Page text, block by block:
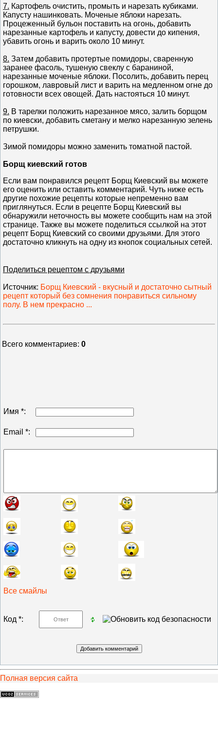
7. Картофель очистить, промыть и нарезать кубиками.
Капусту нашинковать. Моченые яблоки нарезать.
Процеженный бульон поставить на огонь, добавить
нарезанные картофель и капусту, довести до кипения,
убавить огонь и варить около 10 минут.
8. Затем добавить протертые помидоры, сваренную
заранее фасоль, тушеную свеклу с бараниной,
нарезанные моченые яблоки. Посолить, добавить перец
горошком, лавровый лист и варить на медленном огне до
готовности всех овощей. Дать настояться 10 минут.
9. В тарелки положить нарезанное мясо, залить борщом
по киевски, добавить сметану и мелко нарезанную зелень
петрушки.
Зимой помидоры можно заменить томатной пастой.
Борщ киевский готов
Если вам понравился рецепт Борщ Киевский вы можете
его оценить или оставить комментарий. Чуть ниже есть
другие похожие рецепты которые непременно вам
приглянуться. Если в рецепте Борщ Киевский вы
обнаружили неточность вы можете сообщить нам на этой
странице. Также вы можете поделиться ссылкой на этот
рецепт Борщ Киевский со своими друзьями. Для этого
достаточно кликнуть на одну из кнопок социальных сетей.
Поделиться рецептом с друзьями
Источник: Борщ Киевский - вкусный и достаточно сытный
рецепт который без сомнения понравиться сильному
полу. В нем прекрасно ...
Всего комментариев: 0
Имя *:
Email *:
Все смайлы
Код *:
Полная версия сайта